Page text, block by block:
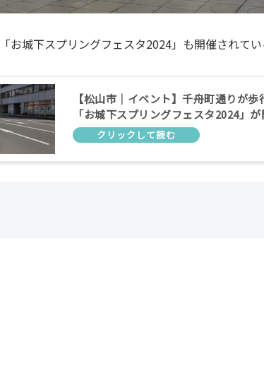
お城下スプリングフェスタ2024」も開催されて
【松山市｜イベント】千舟町通りが歩
「お城下スプリングフェスタ2024」